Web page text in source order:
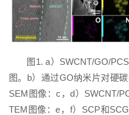
图1. a）SWCNT/GO/
图。b）通过GO纳米片对硬
SEM图像：c，d）SWCNT/
TEM图像：e，f）SCP和